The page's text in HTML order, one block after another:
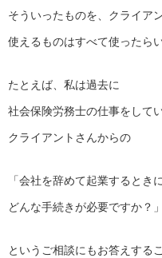
そういったものを、クライア
使えるものはすべて使ったら
たとえば、私は過去に
社会保険労務士の仕事をして
クライアントさんからの
「会社を辞めて起業するとき
どんな手続きが必要ですか？」
というご相談にもお答えする